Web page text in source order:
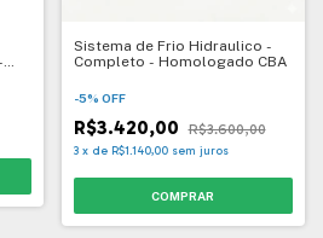
Sistema de Frio Hidraulico -
Completo - Homologado CBA
-5% OFF
R$3.420,00 R$3.600,00
3 x de R$1.140,00 sem juros